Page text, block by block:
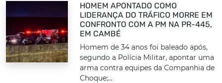
HOMEM APONTADO COMO
LIDERANÇA DO TRÁFICO MORRE EM
CONFRONTO COM A PM NA PR-445,
EM CAMBÉ
Homem de 34 anos foi baleado após,
segundo a Polícia Militar, apontar uma
arma contra equipes da Companhia de
Choque;...